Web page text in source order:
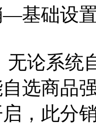
—基础设
无论系统
选商品
，此分